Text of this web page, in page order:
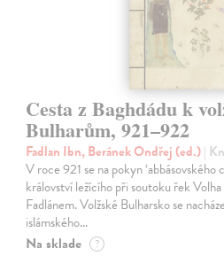
Cesta z Baghdádu k
Bulharům, 921–922
Fadlan Ibn, Beránek Ondřej (ed.)|
V roce 921 se na pokyn
království ležícího při soutoku řek Volha
Fadlánem. Volžské Bulharsko se
islámského…
Na sklade ?